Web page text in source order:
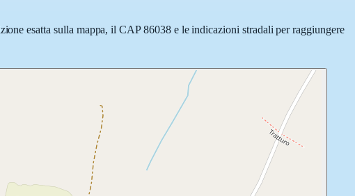
esatta sulla mappa, il CAP 86038 e le indicazioni stradali per raggiungere